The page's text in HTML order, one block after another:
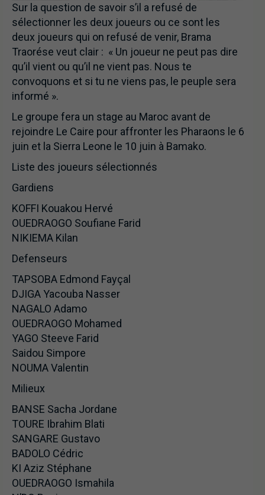
Sur la question de savoir s’il a refusé de
sélectionner les deux joueurs ou ce sont les
deux joueurs qui on refusé de venir, Brama
Traorése veut clair : « Un joueur ne peut pas dire
qu’il vient ou qu’il ne vient pas. Nous te
convoquons et si tu ne viens pas, le peuple sera
informé ».
Le groupe fera un stage au Maroc avant de
rejoindre Le Caire pour affronter les Pharaons le 6
juin et la Sierra Leone le 10 juin à Bamako.
Liste des joueurs sélectionnés
Gardiens
KOFFI Kouakou Hervé
OUEDRAOGO Soufiane Farid
NIKIEMA Kilan
Defenseurs
TAPSOBA Edmond Fayçal
DJIGA Yacouba Nasser
NAGALO Adamo
OUEDRAOGO Mohamed
YAGO Steeve Farid
Saidou Simpore
NOUMA Valentin
Milieux
BANSE Sacha Jordane
TOURE Ibrahim Blati
SANGARE Gustavo
BADOLO Cédric
KI Aziz Stéphane
OUEDRAOGO Ismahila